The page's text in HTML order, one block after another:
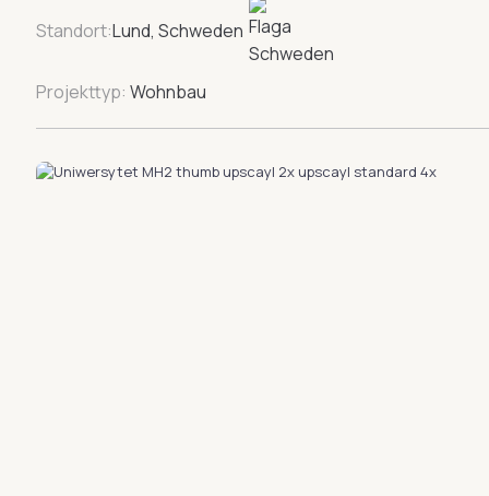
Standort:Lund, Schweden
Projekttyp: Wohnbau